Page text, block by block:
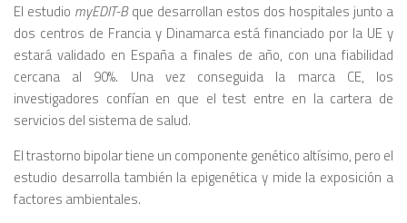
El estudio myEDIT-Bque desarrollan estos dos hospitales junto a
dos centros de Francia y Dinamarca está financiado por la UE y
estará validado en España a finales de año, con una fiabilidad
cercana al 90%. Una vez conseguida la marca CE, los
investigadores confían en que el test entre en la cartera de
servicios del sistema de salud.
El trastorno bipolar tiene un componente genético altísimo, pero el
estudio desarrolla también la epigenética y mide la exposición a
factores ambientales.